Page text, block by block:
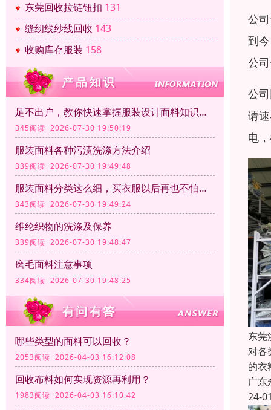
东莞回收拉链钮扣 131
缝纫线纱线回收 143
收购库存服装 158
足不出户，教你快速掌握服装设计面料知识大全
345阅读 2026-07-30 19:50:19
服装面料各种污渍洗涤方法介绍
339阅读 2026-07-30 19:49:48
服装面料分类这么细，买衣服以后再也不怕被坑了
343阅读 2026-07-30 19:49:24
维纶织物的洗涤及保养
339阅读 2026-07-30 19:48:47
磨毛面料注意事项
334阅读 2026-07-30 19:48:25
哪些类型的面料可以回收？
2053阅读 2026-04-03 16:12:08
回收布料如何实现资源再利用？
1983阅读 2026-04-03 16:10:42
公
到
公
公
请
电
东莞
对各
的衣
广东
24-